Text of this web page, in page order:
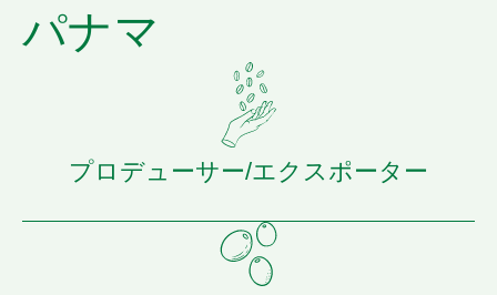
パナマ
プロデューサー/エクスポーター